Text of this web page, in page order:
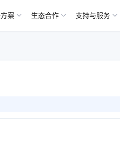
案 生态合作 支持与服务